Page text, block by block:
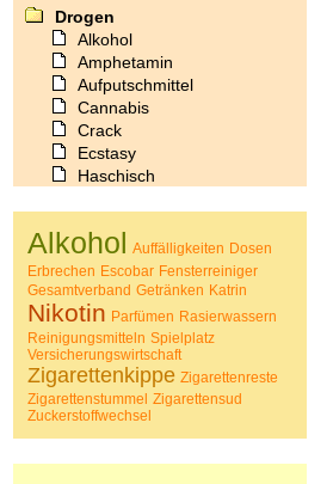
Drogen
Alkohol
Amphetamin
Aufputschmittel
Cannabis
Crack
Ecstasy
Haschisch
Koffein
Kokain
Lachgas
LSD
Marihuana
Medikamente
Meskalin
Metamphetamin
Methadon
Muskatnuss
Alkohol Auffälligkeiten Dosen
Erbrechen Escobar Fensterreiniger
Gesamtverband Getränken Katrin
Nikotin Parfümen Rasierwassern
Reinigungsmitteln Spielplatz
Versicherungswirtschaft
Zigarettenkippe Zigarettenreste
Zigarettenstummel Zigarettensud
Zuckerstoffwechsel